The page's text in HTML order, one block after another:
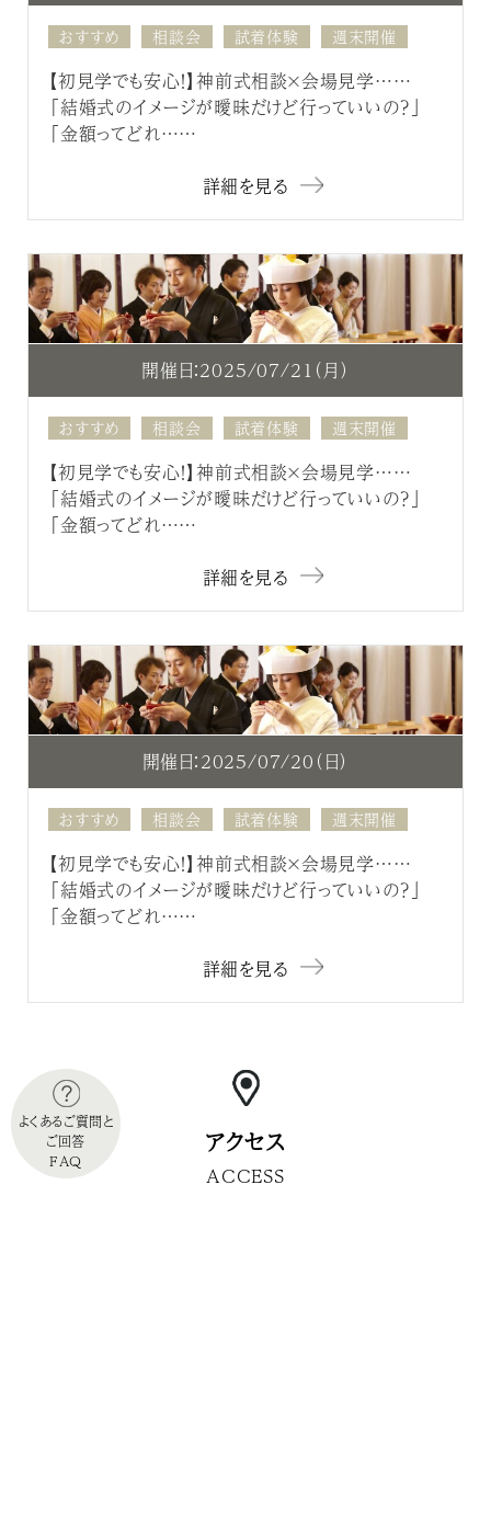
おすすめ 相談会 試着体験 週末開催
【初見学でも安心！】神前式相談×会場見学……
「結婚式のイメージが曖昧だけど行っていいの？」
「金額ってどれ……
詳細を見る
開催日：2025/07/21（月）
おすすめ 相談会 試着体験 週末開催
【初見学でも安心！】神前式相談×会場見学……
「結婚式のイメージが曖昧だけど行っていいの？」
「金額ってどれ……
詳細を見る
開催日：2025/07/20（日）
おすすめ 相談会 試着体験 週末開催
【初見学でも安心！】神前式相談×会場見学……
「結婚式のイメージが曖昧だけど行っていいの？」
「金額ってどれ……
詳細を見る
アクセス
ACCESS
よくあるご質問と
ご回答
FAQ